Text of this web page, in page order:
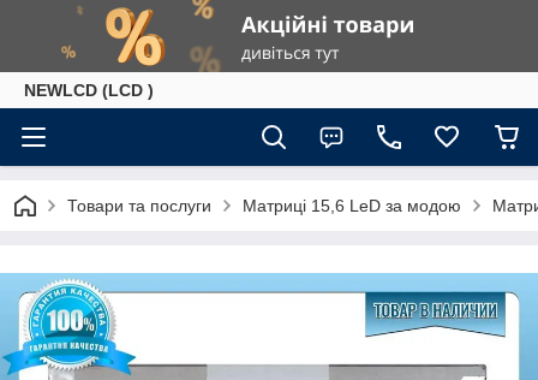
NEWLCD (LCD )
Товари та послуги Матриці 15,6 LeD за модою